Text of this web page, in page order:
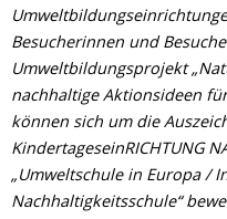
Besucherinnen und
Umweltbildungsprojekt
nachhaltige Aktionsideen
können sich um die
KindertageseinRICHTUNG
„Umweltschule in Europa /
Nachhaltigkeitsschule“